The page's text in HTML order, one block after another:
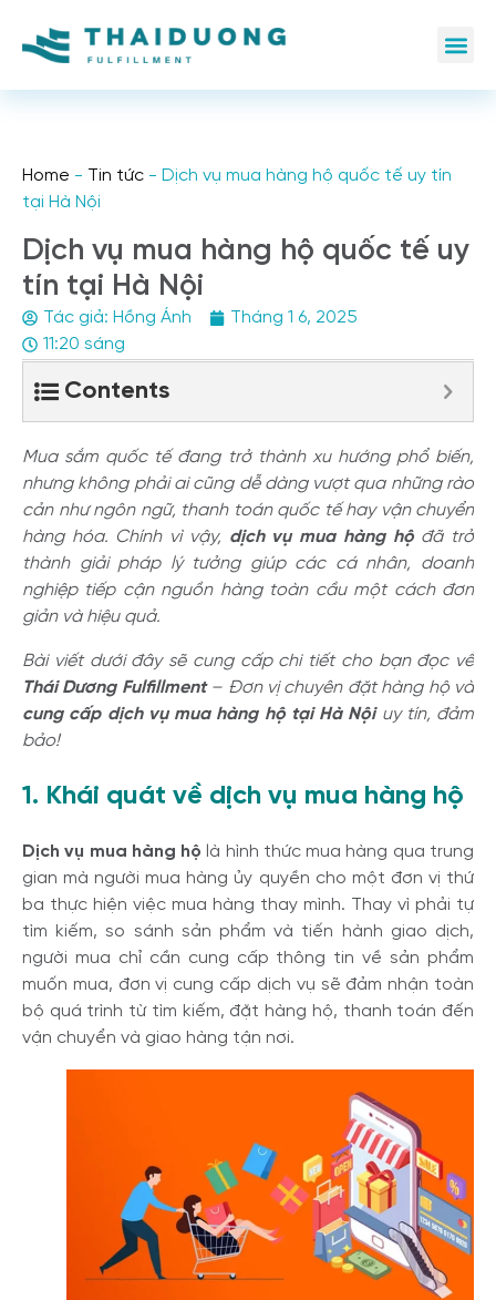
Home - Tin tức - Dịch vụ mua hàng hộ quốc tế uy tín
tại Hà Nội
Dịch vụ mua hàng hộ quốc tế uy
tín tại Hà Nội
Tác giả: Hồng Ánh
Tháng 1 6, 2025
11:20 sáng
Contents
Mua sắm quốc tế đang trở thành xu hướng phổ biến,
nhưng không phải ai cũng dễ dàng vượt qua những rào
cản như ngôn ngữ, thanh toán quốc tế hay vận chuyển
hàng hóa. Chính vì vậy, dịch vụ mua hàng hộ đã trở
thành giải pháp lý tưởng giúp các cá nhân, doanh
nghiệp tiếp cận nguồn hàng toàn cầu một cách đơn
giản và hiệu quả.
Bài viết dưới đây sẽ cung cấp chi tiết cho bạn đọc về
Thái Dương Fulfillment– Đơn vị chuyên đặt hàng hộ và
cung cấp dịch vụ mua hàng hộ tại Hà Nộiuy tín, đảm
bảo!
1. Khái quát về dịch vụ mua hàng hộ
Dịch vụ mua hàng hộ là hình thức mua hàng qua trung
gian mà người mua hàng ủy quyền cho một đơn vị thứ
ba thực hiện việc mua hàng thay mình. Thay vì phải tự
tìm kiếm, so sánh sản phẩm và tiến hành giao dịch,
người mua chỉ cần cung cấp thông tin về sản phẩm
muốn mua, đơn vị cung cấp dịch vụ sẽ đảm nhận toàn
bộ quá trình từ tìm kiếm, đặt hàng hộ, thanh toán đến
vận chuyển và giao hàng tận nơi.